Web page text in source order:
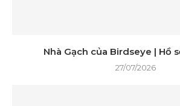
Nhà Gạch của Birdseye | Hồ
27/07/2026